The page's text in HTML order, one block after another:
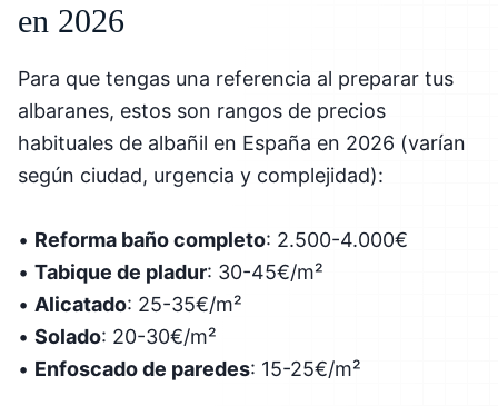
en 2026
Para que tengas una referencia al preparar tus
albaranes, estos son rangos de precios
habituales de albañil en España en 2026 (varían
según ciudad, urgencia y complejidad):
• Reforma baño completo: 2.500-4.000€
• Tabique de pladur: 30-45€/m²
• Alicatado: 25-35€/m²
• Solado: 20-30€/m²
• Enfoscado de paredes: 15-25€/m²